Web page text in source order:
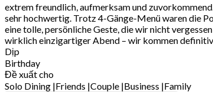
extrem freundlich, aufmerksam und
sehr hochwertig. Trotz 4-Gänge-Menü waren die
eine tolle, persönliche Geste, die wir nicht
wirklich einzigartiger Abend – wir kommen
Dịp
Birthday
Đề xuất cho
Solo Dining |Friends |Couple |Business |Family